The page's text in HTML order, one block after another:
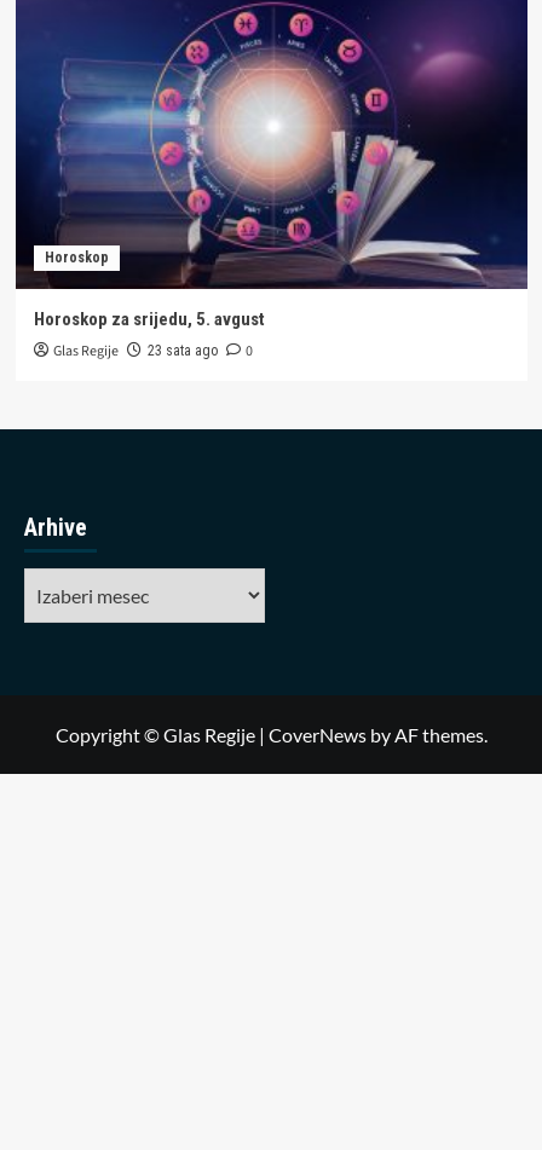
Horoskop
Horoskop za srijedu, 5. avgust
Glas Regije 23 sata ago 0
Arhive
Copyright © Glas Regije | CoverNewsby AF themes.